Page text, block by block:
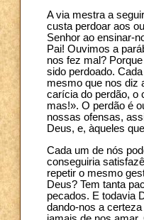
A via mestra a
custa perdoar aos
Senhor ao ensinar-
Pai! Ouvimos a
nos fez mal?
sido perdoado.
mesmo que nos diz
carícia do perdão, o
mas!». O perdão é
nossas ofensas,
Deus, e, àqueles
Cada um de nós
conseguiria
repetir o mesmo
Deus? Tem tanta
pecados. E todavia
dando-nos a